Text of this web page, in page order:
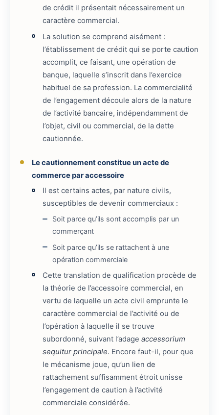
de crédit il présentait nécessairement un
caractère commercial.
La solution se comprend aisément :
l’établissement de crédit qui se porte caution
accomplit, ce faisant, une opération de
banque, laquelle s’inscrit dans l’exercice
habituel de sa profession. La commercialité
de l’engagement découle alors de la nature
de l’activité bancaire, indépendamment de
l’objet, civil ou commercial, de la dette
cautionnée.
Le cautionnement constitue un acte de
commerce par accessoire
Il est certains actes, par nature civils,
susceptibles de devenir commerciaux :
Soit parce qu’ils sont accomplis par un
commerçant
Soit parce qu’ils se rattachent à une
opération commerciale
Cette translation de qualification procède de
la théorie de l’accessoire commercial, en
vertu de laquelle un acte civil emprunte le
caractère commercial de l’activité ou de
l’opération à laquelle il se trouve
subordonné, suivant l’adageaccessorium
sequitur principale. Encore faut-il, pour que
le mécanisme joue, qu’un lien de
rattachement suffisamment étroit unisse
l’engagement de caution à l’activité
commerciale considérée.